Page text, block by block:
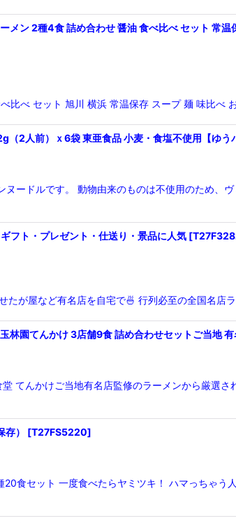
メン 2種4食 詰め合わせ 醤油 食べ比べ セット 常温
比べ セット 旭川 横浜 常温保存 スープ 麺 味比
2人前）ｘ6袋 東亜食品 小麦・食塩不使用【ゆう
ヌードルです。 動物由来のものは不使用のため、
フト・プレゼント・仕送り・景品に人気 [
が屋など有名店を自宅で🍜 行列必至の全国名
林園てんかけ 3店舗9食 詰め合わせセットご当地
てんかけご当地有名店監修のラーメンから厳選
） [T27FS5220]
食セット 一度食べたらヤミツキ！ ハマっちゃ